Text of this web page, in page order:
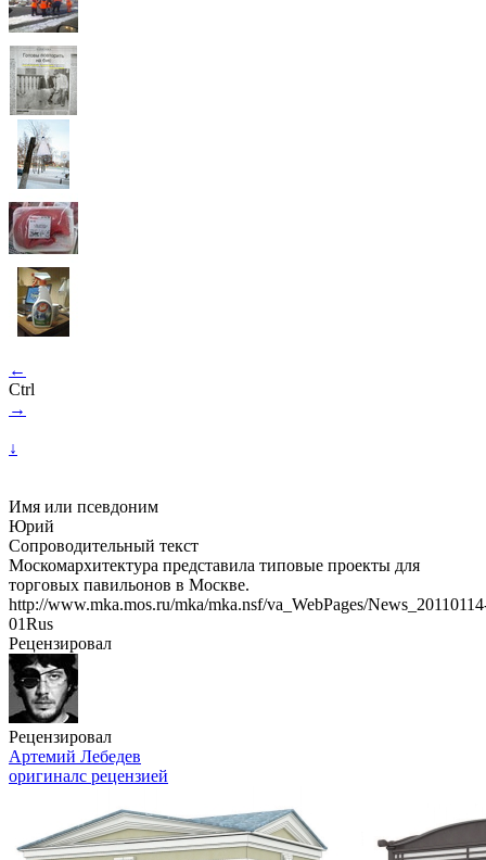
←
Ctrl
→
↓
Имя или псевдоним
Юрий
Сопроводительный текст
Москомархитектура представила типовые проекты для
торговых павильонов в Москве.
http://www.mka.mos.ru/mka/mka.nsf/va_WebPages/
01Rus
Рецензировал
Рецензировал
Артемий Лебедев
оригиналс рецензией